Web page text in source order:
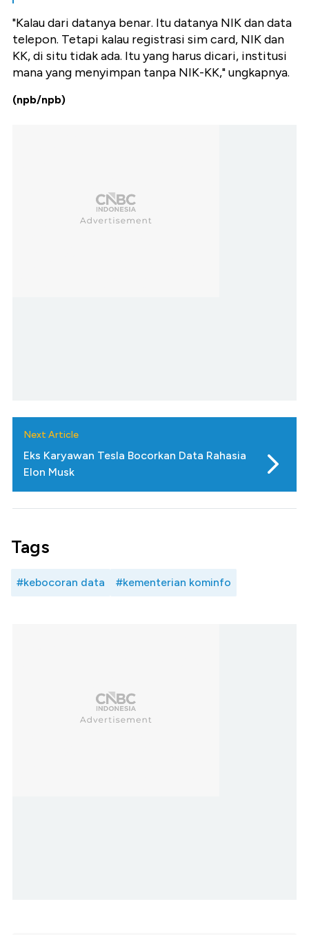
"Kalau dari datanya benar. Itu datanya NIK dan data
telepon. Tetapi kalau registrasi sim card, NIK dan
KK, di situ tidak ada. Itu yang harus dicari, institusi
mana yang menyimpan tanpa NIK-KK," ungkapnya.
(npb/npb)
Next Article
Eks Karyawan Tesla Bocorkan Data Rahasia
Elon Musk
Tags
#kebocoran data #kementerian kominfo